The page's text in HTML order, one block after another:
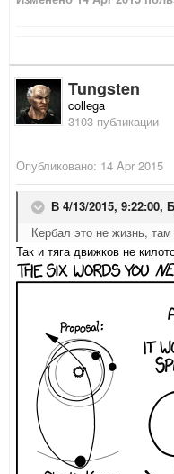
Tungsten
collega
3103 публикации
Опубликовано: 14 Apr 2015
В 4/13/2015, 9:22:00,
Кербал это не жизнь,
Так и тяга движков не